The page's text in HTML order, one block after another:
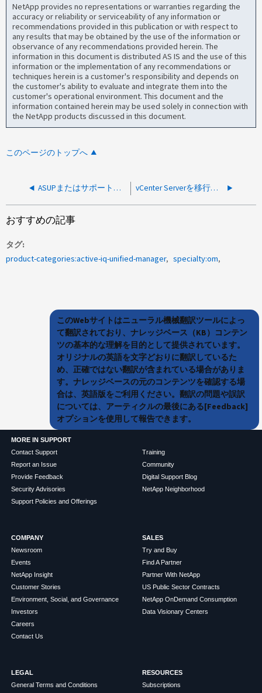
NetApp provides no representations or warranties regarding the
accuracy or reliability or serviceability of any information or
recommendations provided in this publication or with respect to
any results that may be obtained by the use of the information or
observance of any recommendations provided herein. The
information in this document is distributed AS IS and the use of this
information or the implementation of any recommendations or
techniques herein is a customer's responsibility and depends on
the customer's ability to evaluate and integrate them into the
customer's operational environment. This document and the
information contained herein may be used solely in connection with
the NetApp products discussed in this document.
このページのトップへ
ASUPまたはサポートバンドルの収集時にUnified Managerによって実行されるWindows診断コマンドはどれですか？ vCenter Serverを移行する場合、AIQUM側でどのような操作が必要ですか。
おすすめの記事
タグ
product-categories:active-iq-unified-manager
specialty:om
このWebサイトはニューラル機械翻訳ツールによっ
て翻訳されており、ナレッジベース（KB）コンテン
ツの基本的な理解を目的として提供されています。
オリジナルの英語を文字どおりに翻訳しているた
め、正確ではない翻訳が含まれている場合がありま
す。ナレッジベースの元のコンテンツを確認する場
合は、英語版をご利用ください。翻訳の問題や誤訳
については、アーティクルの最後にある[Feedback]
オプションを使用して報告できます。
MORE IN SUPPORT
Contact Support
Report an Issue
Provide Feedback
Security Advisories
Support Policies and Offerings
Training
Community
Digital Support Blog
NetApp Neighborhood
COMPANY
Newsroom
Events
NetApp Insight
Customer Stories
Environment, Social, and Governance
Investors
Careers
Contact Us
SALES
Try and Buy
Find A Partner
Partner With NetApp
US Public Sector Contracts
NetApp OnDemand Consumption
Data Visionary Centers
LEGAL
General Terms and Conditions
RESOURCES
Subscriptions